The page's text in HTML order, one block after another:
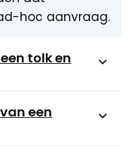
hoc aanvraag.
tolk en
een